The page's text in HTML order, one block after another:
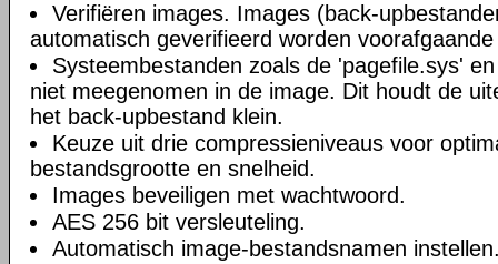
Verifiëren images. Images (back-
automatisch geverifieerd worden
Systeembestanden zoals de 'pagefile.sys'
niet meegenomen in de image. Dit houdt de
het back-upbestand klein.
Keuze uit drie compressieniveaus voor
bestandsgrootte en snelheid.
Images beveiligen met wachtwoord.
AES 256 bit versleuteling.
Automatisch image-bestandsnamen